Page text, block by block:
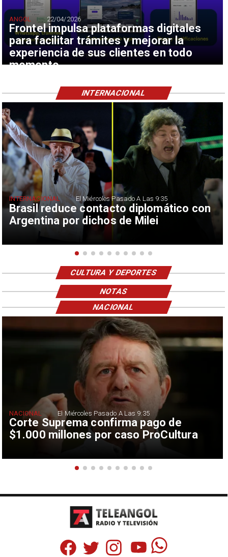
Frontel impulsa plataformas digitales
para facilitar trámites y mejorar la
experiencia de sus clientes en todo
momento
ANGOL 22/04/2026
Brasil reduce contacto diplomático con
Argentina por dichos de Milei
INTERNACIONAL El Miércoles Pasado A Las 9:35
INTERNACIONAL
CULTURA Y DEPORTES
NOTAS
Corte Suprema confirma pago de
$1.000 millones por caso ProCultura
NACIONAL El Miércoles Pasado A Las 9:35
NACIONAL